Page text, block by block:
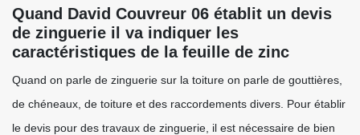
Quand David Couvreur 06 établit un devis
de zinguerie il va indiquer les
caractéristiques de la feuille de zinc
Quand on parle de zinguerie sur la toiture on parle de gouttières,
de chéneaux, de toiture et des raccordements divers. Pour établir
le devis pour des travaux de zinguerie, il est nécessaire de bien